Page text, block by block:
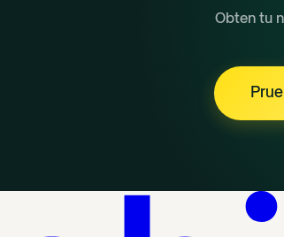
Obten tu